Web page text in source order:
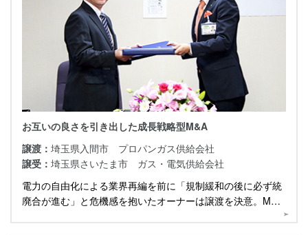
お互いの良さを引き出した成長戦略型M&A
譲渡： 埼玉県入間市 プロパンガス供給会社
譲受： 埼玉県さいたま市 ガス・電気供給会社
電力の自由化による業界再編を前に「規制緩和の後に必ず統
廃合が進む」と危機感を抱いたオーナーは譲渡を決意。M&A